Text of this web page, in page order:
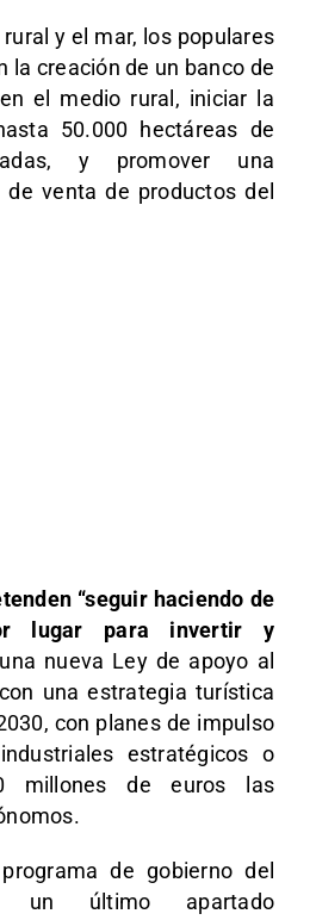
y el mar, los populares
la creación de un banco de
el medio rural, iniciar la
50.000 hectáreas de
y promover una
venta de productos del
“seguir haciendo de
lugar para invertir y
nueva Ley de apoyo al
una estrategia turística
con planes de impulso
estratégicos o
millones de euros las
de gobierno del
un último apartado